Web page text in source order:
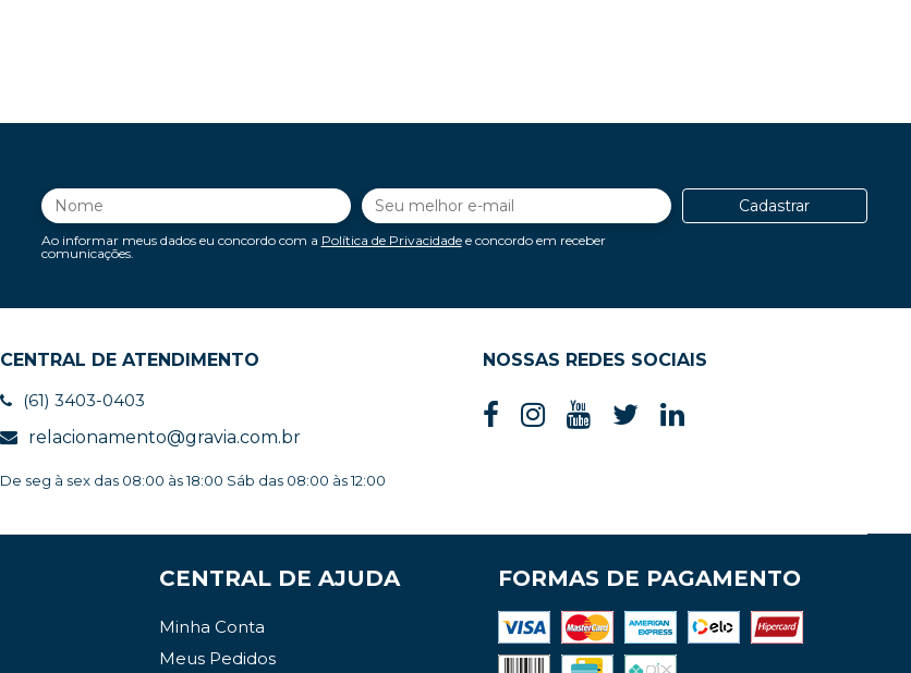
Ao informar meus dados eu concordo com a Política de Privacidadee concordo em receber
comunicações.
Cadastrar
CENTRAL DE ATENDIMENTO
(61) 3403-0403
relacionamento@gravia.com.br
De seg à sex das 08:00 às 18:00 Sáb das 08:00 às 12:00
NOSSAS REDES SOCIAIS
CENTRAL DE AJUDA
Minha Conta
Meus Pedidos
FORMAS DE PAGAMENTO